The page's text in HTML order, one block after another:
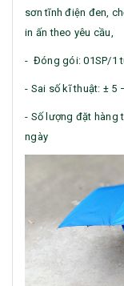
sơn tĩnh điện đen,
in ấn theo yêu cầu,
- Đóng gói: 01SP/1
- Sai số kĩ thuật: ± 5
- Số lượng đặt hàng
ngày